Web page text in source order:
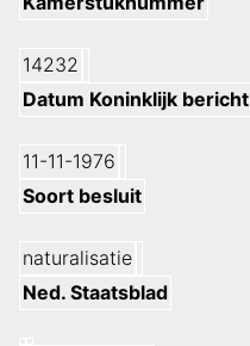
14232
Datum Koninklijk bericht
11-11-1976
Soort besluit
naturalisatie
Ned. Staatsblad